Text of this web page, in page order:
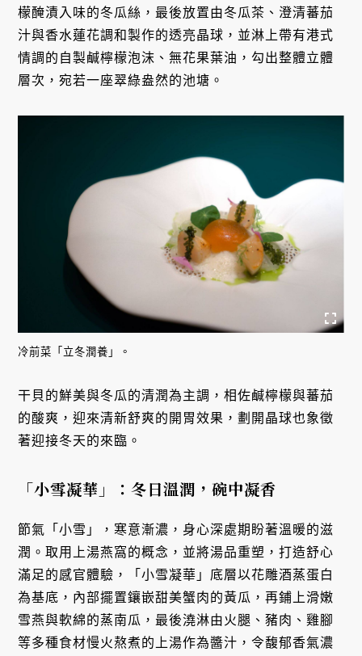
檬醃漬入味的冬瓜絲，最後放置由冬瓜茶、澄清蕃茄
汁與香水蓮花調和製作的透亮晶球，並淋上帶有港式
情調的自製鹹檸檬泡沫、無花果葉油，勾出整體立體
層次，宛若一座翠綠盎然的池塘。
冷前菜「立冬潤養」。
干貝的鮮美與冬瓜的清潤為主調，相佐鹹檸檬與蕃茄
的酸爽，迎來清新舒爽的開胃效果，劃開晶球也象徵
著迎接冬天的來臨。
「小雪凝華」：冬日溫潤，碗中凝香
節氣「小雪」，寒意漸濃，身心深處期盼著溫暖的滋
潤。取用上湯燕窩的概念，並將湯品重塑，打造舒心
滿足的感官體驗，「小雪凝華」底層以花雕酒蒸蛋白
為基底，內部擺置鑲嵌甜美蟹肉的黃瓜，再鋪上滑嫩
雪燕與軟綿的蒸南瓜，最後澆淋由火腿、豬肉、雞腳
等多種食材慢火熬煮的上湯作為醬汁，令馥郁香氣濃